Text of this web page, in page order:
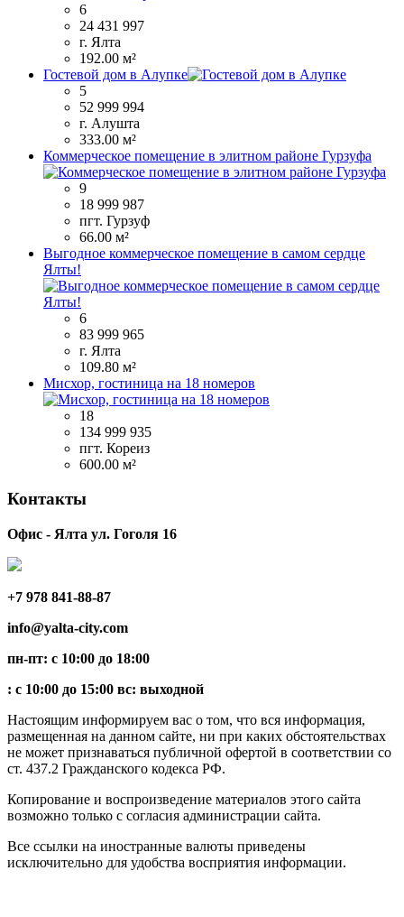
6
24 431 997
г. Ялта
192.00 м²
Гостевой дом в Алупке
5
52 999 994
г. Алушта
333.00 м²
Коммерческое помещение в элитном районе Гурзуфа
9
18 999 987
пгт. Гурзуф
66.00 м²
Выгодное коммерческое помещение в самом сердце
Ялты!
6
83 999 965
г. Ялта
109.80 м²
Мисхор, гостиница на 18 номеров
18
134 999 935
пгт. Кореиз
600.00 м²
Контакты
Офис - Ялта ул. Гоголя 16
+7 978 841-88-87
info@yalta-city.com
пн-пт: с 10:00 до 18:00
: с 10:00 до 15:00 вс: выходной
Настоящим информируем вас о том, что вся информация,
размещенная на данном сайте, ни при каких обстоятельствах
не может признаваться публичной офертой в соответствии со
ст. 437.2 Гражданского кодекса РФ.
Копирование и воспроизведение материалов этого сайта
возможно только с согласия администрации сайта.
Все ссылки на иностранные валюты приведены
исключительно для удобства восприятия информации.